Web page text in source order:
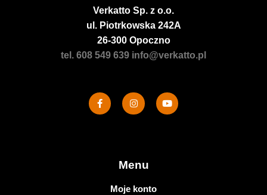
Verkatto Sp. z o.o.
ul. Piotrkowska 242A
26-300 Opoczno
tel. 608 549 639 info@verkatto.pl
Menu
Moje konto